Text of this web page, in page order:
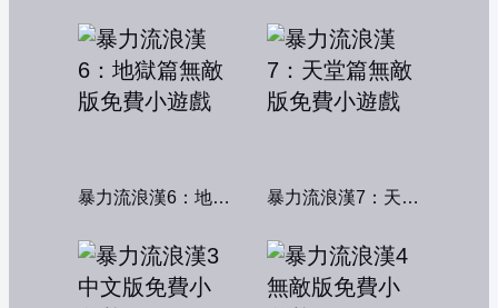
暴力流浪漢6：地獄篇無敵版 暴力流浪漢7：天堂篇無敵版